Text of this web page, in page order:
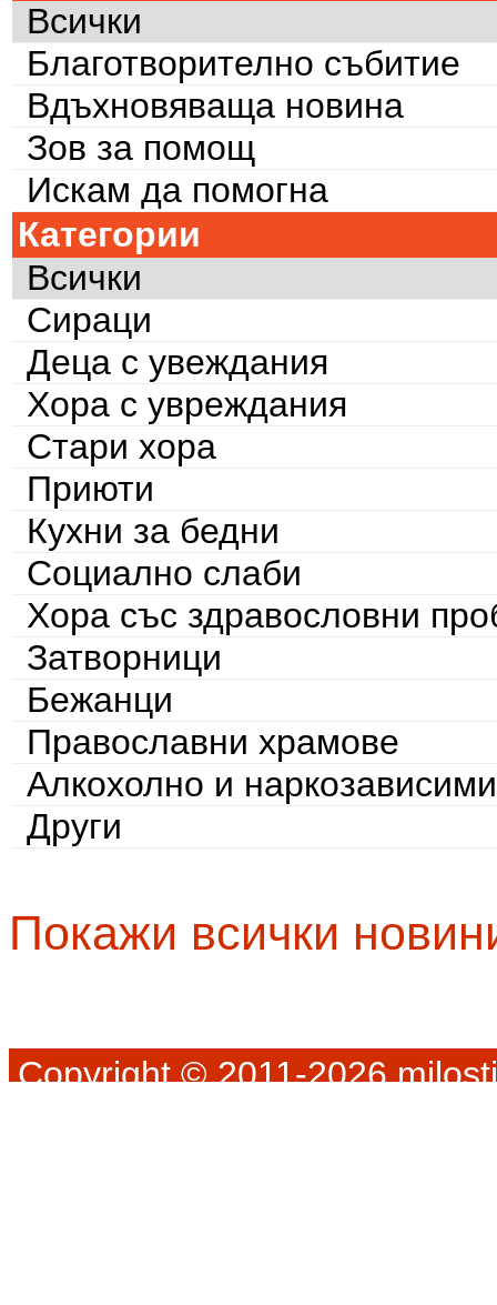
Всички
Благотворително събитие
Вдъхновяваща новина
Зов за помощ
Искам да помогна
Категории
Всички
Сираци
Деца с увеждания
Хора с увреждания
Стари хора
Приюти
Кухни за бедни
Социално слаби
Хора със здравословни
Затворници
Бежанци
Православни храмове
Алкохолно и наркозависими
Други
Покажи всички
Copyright © 2011-2026